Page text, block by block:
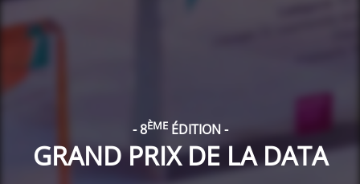
- 8ÈMEÉDITION -
GRAND PRIX DE LA DATA